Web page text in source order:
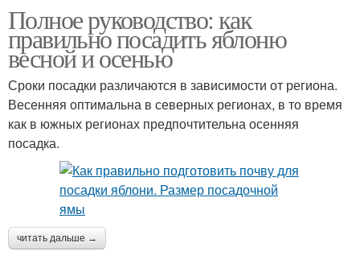
Полное руководство: как
правильно посадить яблоню
весной и осенью
Сроки посадки различаются в зависимости от региона.
Весенняя оптимальна в северных регионах, в то время
как в южных регионах предпочтительна осенняя
посадка.
читать дальше →